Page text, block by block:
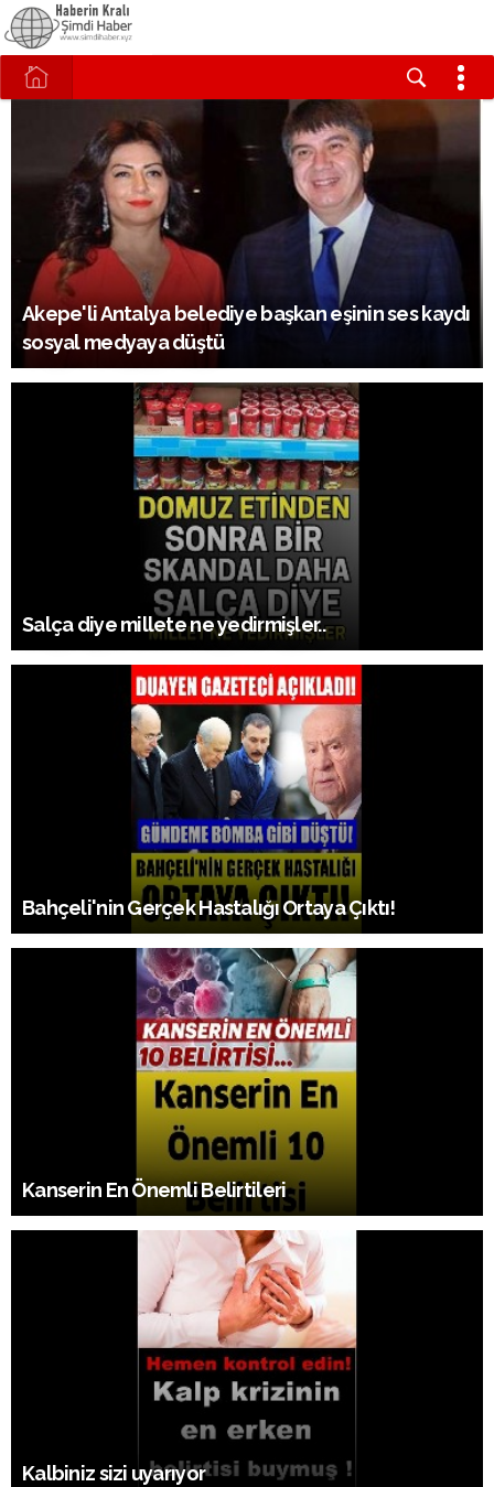
Akepe'li Antalya belediye başkan eşinin ses kaydı
sosyal medyaya düştü
Salça diye millete ne yedirmişler..
Bahçeli'nin Gerçek Hastalığı Ortaya Çıktı!
Kanserin En Önemli Belirtileri
Kalbiniz sizi uyarıyor